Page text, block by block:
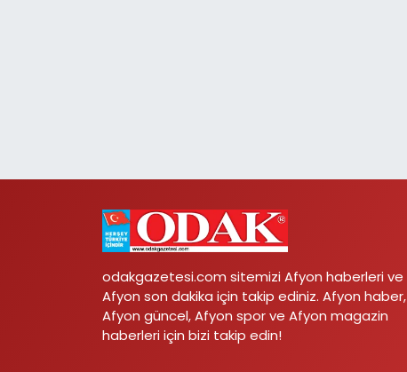
odakgazetesi.com sitemizi Afyon haberleri ve
Afyon son dakika için takip ediniz. Afyon haber,
Afyon güncel, Afyon spor ve Afyon magazin
haberleri için bizi takip edin!